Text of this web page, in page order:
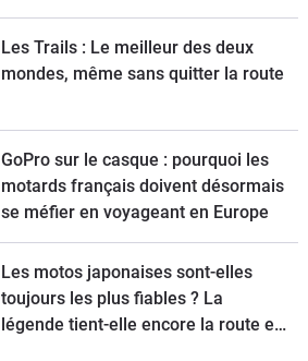
Les Trails : Le meilleur des deux
mondes, même sans quitter la route
GoPro sur le casque : pourquoi les
motards français doivent désormais
se méfier en voyageant en Europe
Les motos japonaises sont-elles
toujours les plus fiables ? La
légende tient-elle encore la route en